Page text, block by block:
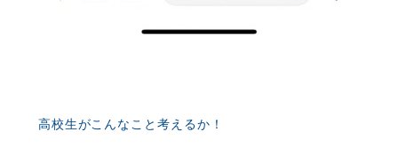
高校生がこんなこと考えるか！